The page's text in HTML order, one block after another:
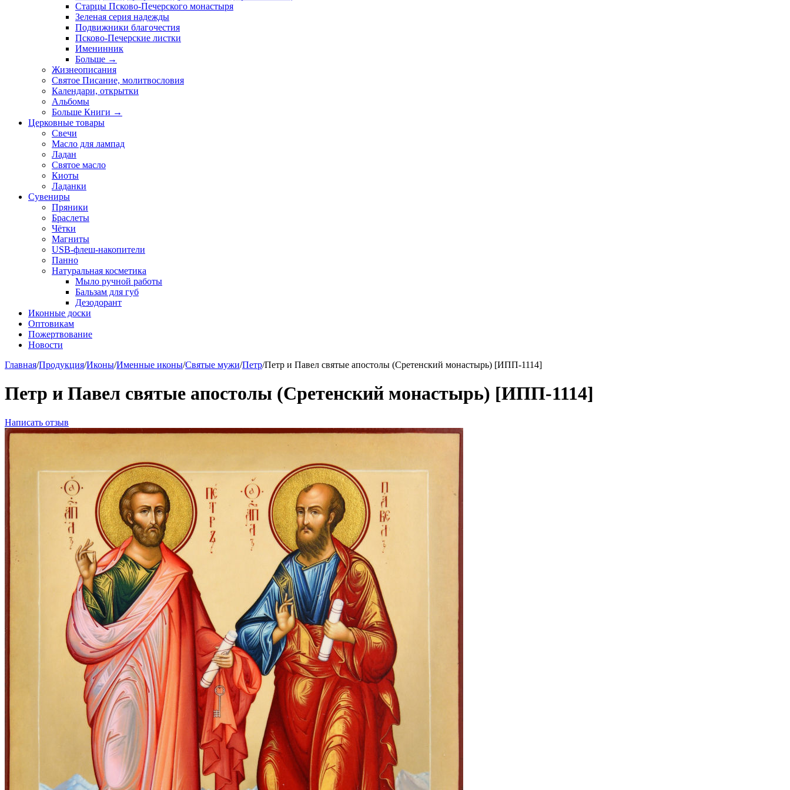
Старцы Псково-Печерского монастыря
Зеленая серия надежды
Подвижники благочестия
Псково-Печерские листки
Именинник
Больше →
Жизнеописания
Святое Писание, молитвословия
Календари, открытки
Альбомы
Больше Книги →
Церковные товары
Свечи
Масло для лампад
Ладан
Святое масло
Киоты
Ладанки
Сувениры
Пряники
Браслеты
Чётки
Магниты
USB-флеш-накопители
Панно
Натуральная косметика
Мыло ручной работы
Бальзам для губ
Дезодорант
Иконные доски
Оптовикам
Пожертвование
Новости
Главная/Продукция/Иконы/Именные иконы/Святые мужи/Петр/Петр и Павел святые апостолы (Сретенский монастырь) [ИПП-1114]
Петр и Павел святые апостолы (Сретенский монастырь) [ИПП-1114]
Написать отзыв